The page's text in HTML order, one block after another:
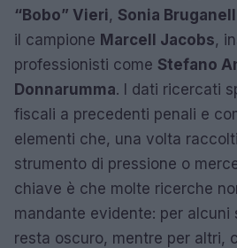
“Bobo” Vieri, Sonia
il campione Marcell Jacobs,
professionisti come Stefano
Donnarumma. I dati ricercati
fiscali a precedenti penali e
elementi che, una volta
strumento di pressione o
chiave è che molte ricerche
mandante evidente: per
resta oscuro, mentre per altri,